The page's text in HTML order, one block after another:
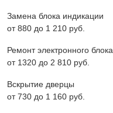
Замена блока индикации
от 880 до 1 210 pyб.
Ремонт электронного блока
от 1320 до 2 810 pyб.
Вскрытие дверцы
от 730 до 1 160 pyб.